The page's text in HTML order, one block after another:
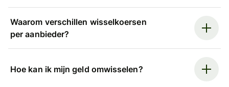
Waarom verschillen wisselkoersen
per aanbieder?
Hoe kan ik mijn geld omwisselen?